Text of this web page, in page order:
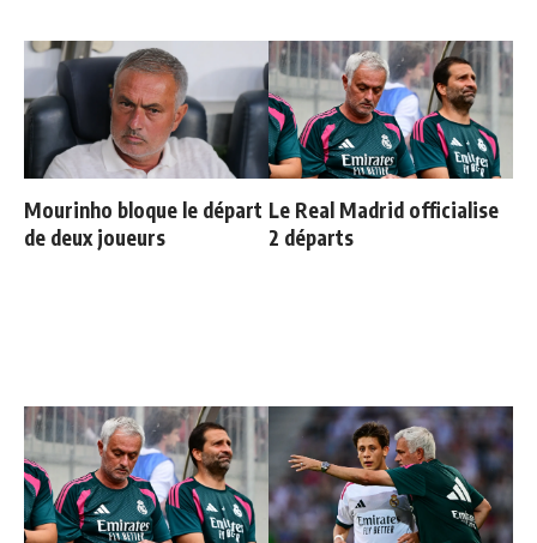
Mourinho bloque le départ
de deux joueurs
Le Real Madrid officialise
2 départs